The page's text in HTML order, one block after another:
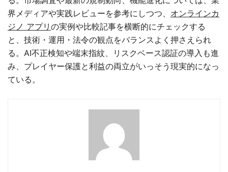
界メディアや実践レビューを参考にしつつ、 オンラインカ
ジノ アプリ の実例や比較記事を横断的にチェックする
と、技術・運用・法令の観点をバランスよく押さえられ
る。AI不正検知や端末指紋、リスクベース認証の導入も進
み、プレイヤー保護と利益の両立がいっそう現実的になっ
ている。